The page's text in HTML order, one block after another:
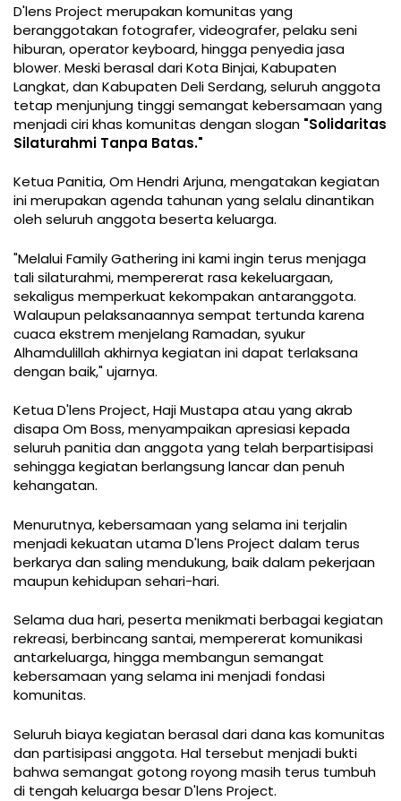
D'lens Project merupakan komunitas yang
beranggotakan fotografer, videografer, pelaku seni
hiburan, operator keyboard, hingga penyedia jasa
blower. Meski berasal dari Kota Binjai, Kabupaten
Langkat, dan Kabupaten Deli Serdang, seluruh anggota
tetap menjunjung tinggi semangat kebersamaan yang
menjadi ciri khas komunitas dengan slogan "Solidaritas
Silaturahmi Tanpa Batas."
Ketua Panitia, Om Hendri Arjuna, mengatakan kegiatan
ini merupakan agenda tahunan yang selalu dinantikan
oleh seluruh anggota beserta keluarga.
"Melalui Family Gathering ini kami ingin terus menjaga
tali silaturahmi, mempererat rasa kekeluargaan,
sekaligus memperkuat kekompakan antaranggota.
Walaupun pelaksanaannya sempat tertunda karena
cuaca ekstrem menjelang Ramadan, syukur
Alhamdulillah akhirnya kegiatan ini dapat terlaksana
dengan baik," ujarnya.
Ketua D'lens Project, Haji Mustapa atau yang akrab
disapa Om Boss, menyampaikan apresiasi kepada
seluruh panitia dan anggota yang telah berpartisipasi
sehingga kegiatan berlangsung lancar dan penuh
kehangatan.
Menurutnya, kebersamaan yang selama ini terjalin
menjadi kekuatan utama D'lens Project dalam terus
berkarya dan saling mendukung, baik dalam pekerjaan
maupun kehidupan sehari-hari.
Selama dua hari, peserta menikmati berbagai kegiatan
rekreasi, berbincang santai, mempererat komunikasi
antarkeluarga, hingga membangun semangat
kebersamaan yang selama ini menjadi fondasi
komunitas.
Seluruh biaya kegiatan berasal dari dana kas komunitas
dan partisipasi anggota. Hal tersebut menjadi bukti
bahwa semangat gotong royong masih terus tumbuh
di tengah keluarga besar D'lens Project.